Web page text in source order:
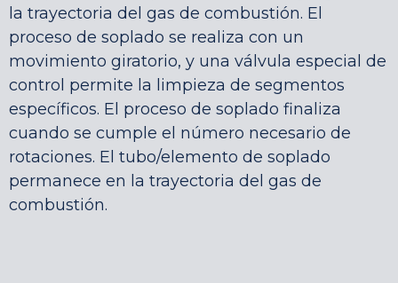
la trayectoria del gas de combustión. El
proceso de soplado se realiza con un
movimiento giratorio, y una válvula especial de
control permite la limpieza de segmentos
específicos. El proceso de soplado finaliza
cuando se cumple el número necesario de
rotaciones. El tubo/elemento de soplado
permanece en la trayectoria del gas de
combustión.